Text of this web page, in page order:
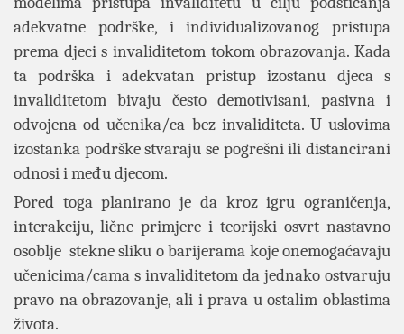
adekvatne podrške, i individualizovanog pristupa
prema djeci s invaliditetom tokom obrazovanja. Kada
ta podrška i adekvatan pristup izostanu djeca s
invaliditetom bivaju često demotivisani, pasivna i
odvojena od učenika/ca bez invaliditeta. U uslovima
izostanka podrške stvaraju se pogrešni ili distancirani
odnosi i među djecom.
Pored toga planirano je da kroz igru ograničenja,
interakciju, lične primjere i teorijski osvrt nastavno
osoblje stekne sliku o barijerama koje onemogaćavaju
učenicima/cama s invaliditetom da jednako ostvaruju
pravo na obrazovanje, ali i prava u ostalim oblastima
života.